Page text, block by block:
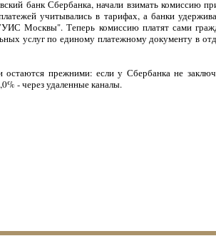
банк Сбербанка, начали взимать комиссию
учитывались в тарифах, а банки
Москвы". Теперь комиссию платят сами
услуг по единому платежному документу в
прежними: если у Сбербанка не
- через удаленные каналы.